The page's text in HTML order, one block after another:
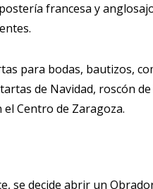
francesa y
para bodas, bautizos,
de Navidad, roscón de
Centro de Zaragoza.
se decide abrir un